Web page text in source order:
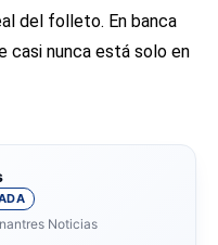
del folleto. En banca
casi nunca está solo en
Noticias